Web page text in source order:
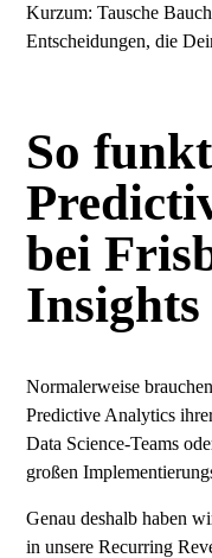
Kurzum: Tausche
Entscheidungen, die
So
bei
Insights
Normalerweise
Predictive Analytics
Data Science-Teams
großen
Genau deshalb haben
in unsere Recurring